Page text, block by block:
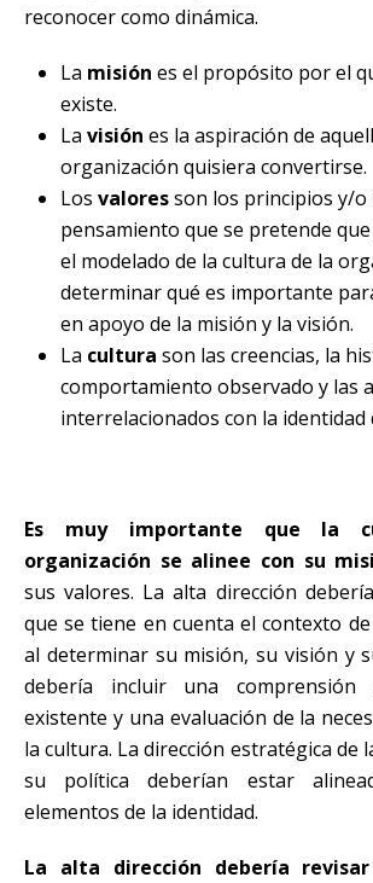
reconocer como dinámica.
La misión es el propósito por el
existe.
La visión es la aspiración de
organización quisiera convertirse.
Los valoresson los principios y/o
pensamiento que se pretende
el modelado de la cultura de la
determinar qué es importante
en apoyo de la misión y la visión.
La cultura son las creencias, la
comportamiento observado y las
interrelacionados con la identidad
Es muy importante que la
organización se alinee con su
sus valores. La alta dirección
que se tiene en cuenta el contexto
al determinar su misión, su visión y
debería incluir una
existente y una evaluación de la
la cultura. La dirección estratégica de
su política deberían estar
elementos de la identidad.
La alta dirección debería